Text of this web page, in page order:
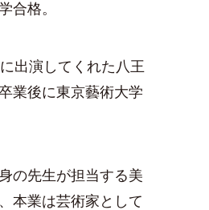
合格。
出演してくれた八王
業後に東京藝術大学
の先生が担当する美
本業は芸術家として